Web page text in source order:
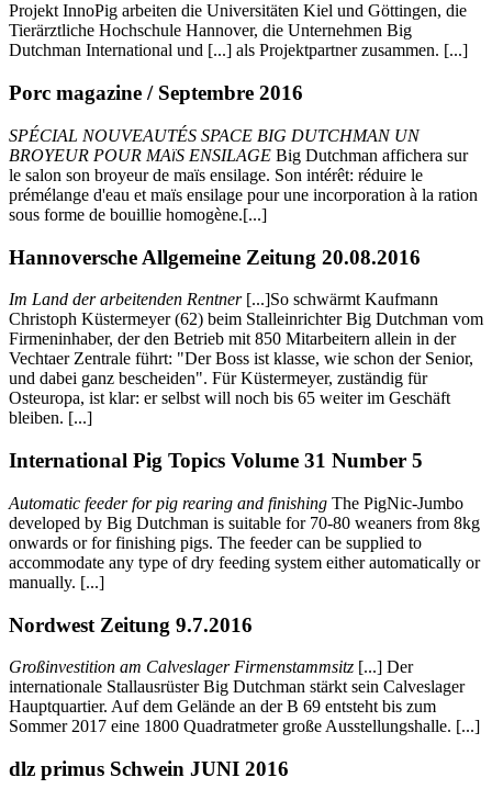
Projekt InnoPig arbeiten die Universitäten Kiel und Göttingen, die
Tierärztliche Hochschule Hannover, die Unternehmen Big
Dutchman International und [...] als Projektpartner zusammen. [...]
Porc magazine / Septembre 2016
SPÉCIAL NOUVEAUTÉS SPACE BIG DUTCHMAN UN
BROYEUR POUR MAÏS ENSILAGE Big Dutchman affichera sur
le salon son broyeur de maïs ensilage. Son intérêt: réduire le
prémélange d'eau et maïs ensilage pour une incorporation à la ration
sous forme de bouillie homogène.[...]
Hannoversche Allgemeine Zeitung 20.08.2016
Im Land der arbeitenden Rentner[...]So schwärmt Kaufmann
Christoph Küstermeyer (62) beim Stalleinrichter Big Dutchman vom
Firmeninhaber, der den Betrieb mit 850 Mitarbeitern allein in der
Vechtaer Zentrale führt: "Der Boss ist klasse, wie schon der Senior,
und dabei ganz bescheiden". Für Küstermeyer, zuständig für
Osteuropa, ist klar: er selbst will noch bis 65 weiter im Geschäft
bleiben. [...]
International Pig Topics Volume 31 Number 5
Automatic feeder for pig rearing and finishing The PigNic-Jumbo
developed by Big Dutchman is suitable for 70-80 weaners from 8kg
onwards or for finishing pigs. The feeder can be supplied to
accommodate any type of dry feeding system either automatically or
manually. [...]
Nordwest Zeitung 9.7.2016
Großinvestition am Calveslager Firmenstammsitz [...] Der
internationale Stallausrüster Big Dutchman stärkt sein Calveslager
Hauptquartier. Auf dem Gelände an der B 69 entsteht bis zum
Sommer 2017 eine 1800 Quadratmeter große Ausstellungshalle. [...]
dlz primus Schwein JUNI 2016